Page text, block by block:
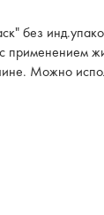
без
применением
Можно